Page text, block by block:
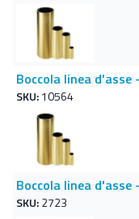
Boccola linea
SKU:10564
Boccola linea
SKU:2723